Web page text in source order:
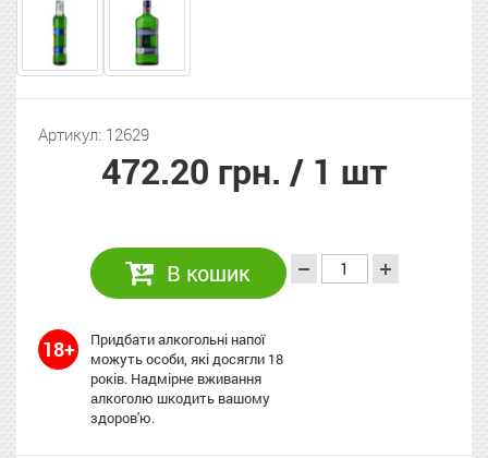
Артикул: 12629
472.20 грн. / 1 шт
В кошик
18+
Придбати алкогольні напої
можуть особи, які досягли 18
років. Надмірне вживання
алкоголю шкодить вашому
здоров'ю.